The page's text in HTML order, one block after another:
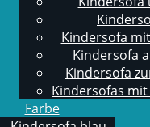
Kindersofa
Kindersofa
Kindersofa
Kindersofas
Farbe